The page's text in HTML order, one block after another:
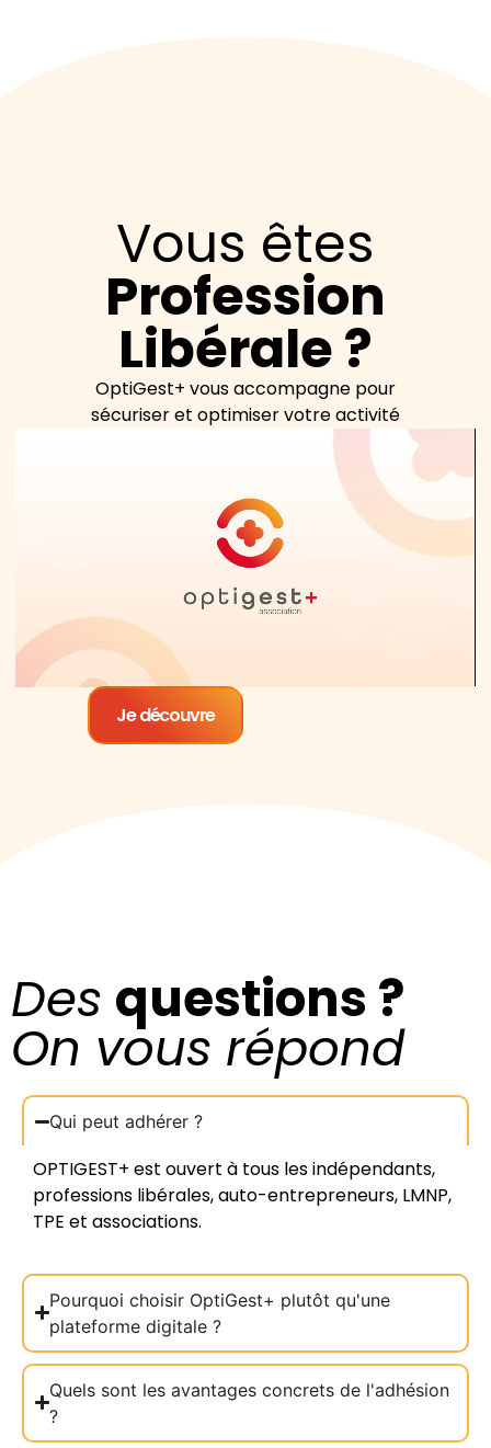
Vous êtes
Profession
Libérale ?
OptiGest+ vous accompagne pour
sécuriser et optimiser votre activité
Je découvre
Des questions ?
On vous répond
Qui peut adhérer ?
OPTIGEST+ est ouvert à tous les indépendants,
professions libérales, auto-entrepreneurs, LMNP,
TPE et associations.
Pourquoi choisir OptiGest+ plutôt qu'une
plateforme digitale ?
Quels sont les avantages concrets de l'adhésion
?